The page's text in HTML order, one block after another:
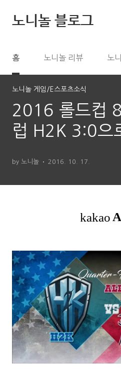
노니놀 블로그
홈 노니놀 리뷰 노
노니놀 게임/E스포츠소식
2016 롤드컵
럽 H2K 3:0으
by 노니놀 2016. 10. 17.